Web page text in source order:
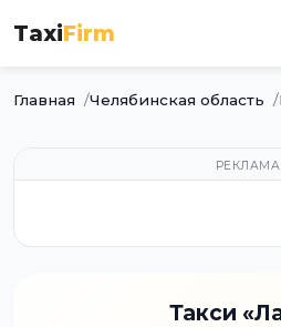
TaxiFirm
Главная Челябинская область
РЕКЛАМА
Такси